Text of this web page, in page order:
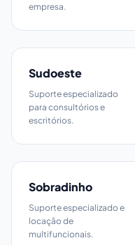
empresa.
Sudoeste
Suporte especializado
para consultórios e
escritórios.
Sobradinho
Suporte especializado e
locação de
multifuncionais.